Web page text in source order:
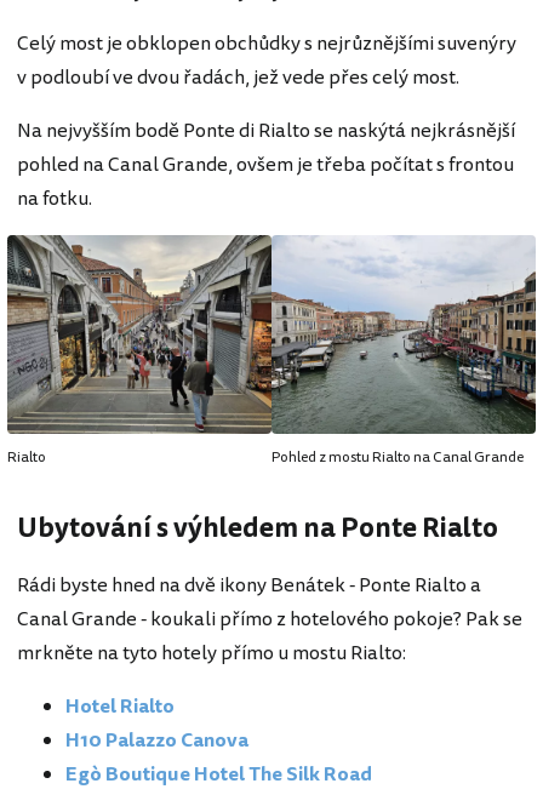
Celý most je obklopen obchůdky s nejrůznějšími suvenýry
v podloubí ve dvou řadách, jež vede přes celý most.
Na nejvyšším bodě Ponte di Rialto se naskýtá nejkrásnější
pohled na Canal Grande, ovšem je třeba počítat s frontou
na fotku.
Rialto Pohled z mostu Rialto na Canal Grande
Ubytování s výhledem na Ponte Rialto
Rádi byste hned na dvě ikony Benátek - Ponte Rialto a
Canal Grande - koukali přímo z hotelového pokoje? Pak se
mrkněte na tyto hotely přímo u mostu Rialto:
Hotel Rialto
H10 Palazzo Canova
Egò Boutique Hotel The Silk Road